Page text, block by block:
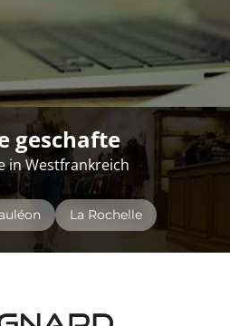
geschafte
in Westfrankreich
La Rochelle